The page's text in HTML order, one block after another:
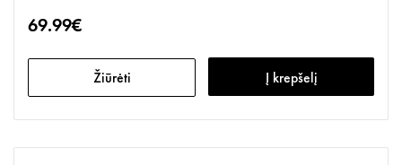
69.99€
Žiūrėti Į krepšelį